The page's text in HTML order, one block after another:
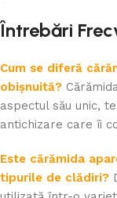
Întrebări
Cum se diferă
obișnuită?
aspectul său unic,
antichizare care îi
Este cărămida
tipurile de clădiri?